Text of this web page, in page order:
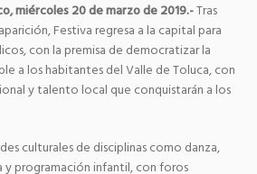
miércoles 20 de marzo de 2019.-Tras
Festiva regresa a la capital para
con la premisa de democratizar la
a los habitantes del Valle de Toluca, con
y talento local que conquistarán a los
culturales de disciplinas como danza,
programación infantil, con foros